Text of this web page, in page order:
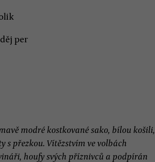
per
modré kostkované sako, bílou košili,
s přezkou. Vítězstvím ve volbách
houfy svých příznivců a podpírán